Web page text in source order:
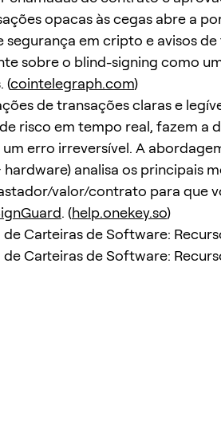
opacas às cegas abre a
segurança em cripto e avisos
sobre o blind-signing como
(cointelegraph.com)
de transações claras e
risco em tempo real, fazem a
erro irreversível. A
analisa os principais
valor/contrato para que
. (help.onekey.so)
Carteiras de Software:
Carteiras de Software: